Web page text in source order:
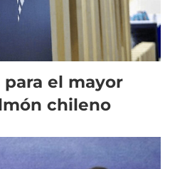
el mayor
chileno